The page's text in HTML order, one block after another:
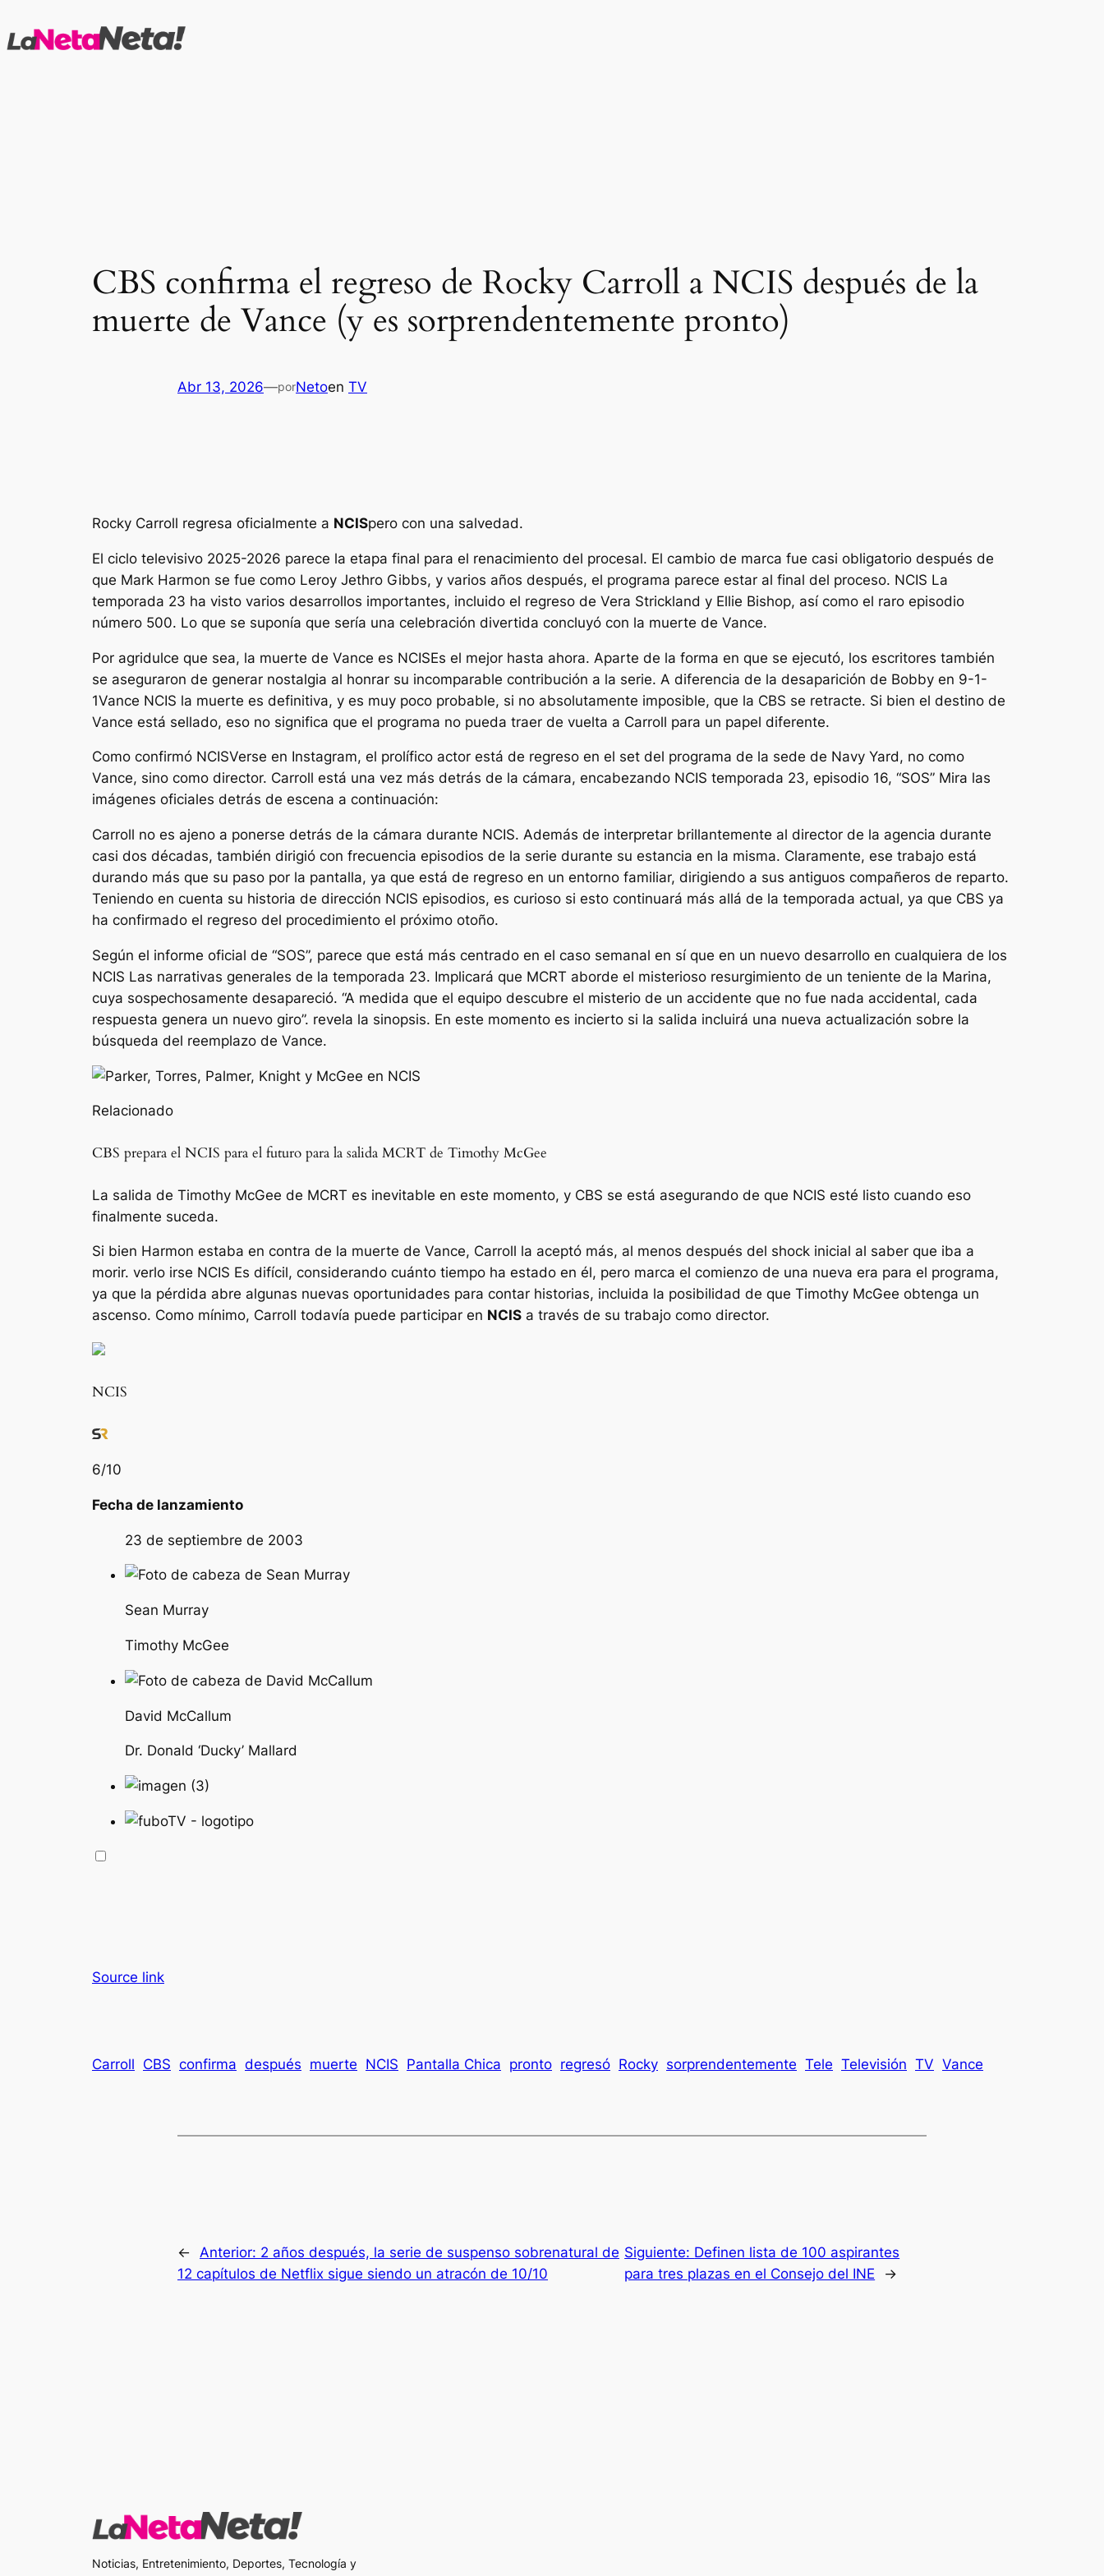
al
CBS confirma el regreso de Rocky Carroll a NCIS después de la
muerte de Vance (y es sorprendentemente pronto)
Abr 13, 2026—porNetoen TV
Rocky Carroll regresa oficialmente a NCISpero con una salvedad.
El ciclo televisivo 2025-2026 parece la etapa final para el renacimiento del procesal. El cambio de marca fue casi obligatorio después de
que Mark Harmon se fue como Leroy Jethro Gibbs, y varios años después, el programa parece estar al final del proceso. NCIS La
temporada 23 ha visto varios desarrollos importantes, incluido el regreso de Vera Strickland y Ellie Bishop, así como el raro episodio
número 500. Lo que se suponía que sería una celebración divertida concluyó con la muerte de Vance.
Por agridulce que sea, la muerte de Vance es NCISEs el mejor hasta ahora. Aparte de la forma en que se ejecutó, los escritores también
se aseguraron de generar nostalgia al honrar su incomparable contribución a la serie. A diferencia de la desaparición de Bobby en 9-1-
1Vance NCIS la muerte es definitiva, y es muy poco probable, si no absolutamente imposible, que la CBS se retracte. Si bien el destino de
Vance está sellado, eso no significa que el programa no pueda traer de vuelta a Carroll para un papel diferente.
Como confirmó NCISVerse en Instagram, el prolífico actor está de regreso en el set del programa de la sede de Navy Yard, no como
Vance, sino como director. Carroll está una vez más detrás de la cámara, encabezando NCIS temporada 23, episodio 16, “SOS” Mira las
imágenes oficiales detrás de escena a continuación:
Carroll no es ajeno a ponerse detrás de la cámara durante NCIS. Además de interpretar brillantemente al director de la agencia durante
casi dos décadas, también dirigió con frecuencia episodios de la serie durante su estancia en la misma. Claramente, ese trabajo está
durando más que su paso por la pantalla, ya que está de regreso en un entorno familiar, dirigiendo a sus antiguos compañeros de reparto.
Teniendo en cuenta su historia de dirección NCIS episodios, es curioso si esto continuará más allá de la temporada actual, ya que CBS ya
ha confirmado el regreso del procedimiento el próximo otoño.
Según el informe oficial de “SOS”, parece que está más centrado en el caso semanal en sí que en un nuevo desarrollo en cualquiera de los
NCIS Las narrativas generales de la temporada 23. Implicará que MCRT aborde el misterioso resurgimiento de un teniente de la Marina,
cuya sospechosamente desapareció. “A medida que el equipo descubre el misterio de un accidente que no fue nada accidental, cada
respuesta genera un nuevo giro”. revela la sinopsis. En este momento es incierto si la salida incluirá una nueva actualización sobre la
búsqueda del reemplazo de Vance.
Relacionado
CBS prepara el NCIS para el futuro para la salida MCRT de Timothy McGee
La salida de Timothy McGee de MCRT es inevitable en este momento, y CBS se está asegurando de que NCIS esté listo cuando eso
finalmente suceda.
Si bien Harmon estaba en contra de la muerte de Vance, Carroll la aceptó más, al menos después del shock inicial al saber que iba a
morir. verlo irse NCIS Es difícil, considerando cuánto tiempo ha estado en él, pero marca el comienzo de una nueva era para el programa,
ya que la pérdida abre algunas nuevas oportunidades para contar historias, incluida la posibilidad de que Timothy McGee obtenga un
ascenso. Como mínimo, Carroll todavía puede participar en NCIS a través de su trabajo como director.
NCIS
6/10
Fecha de lanzamiento
23 de septiembre de 2003
Sean Murray
Timothy McGee
David McCallum
Dr. Donald ‘Ducky’ Mallard
Source link
Carroll CBS confirma después muerte NCIS Pantalla Chica pronto regresó Rocky sorprendentemente Tele Televisión TV Vance
← Anterior: 2 años después, la serie de suspenso sobrenatural de
12 capítulos de Netflix sigue siendo un atracón de 10/10
Siguiente: Definen lista de 100 aspirantes
para tres plazas en el Consejo del INE
→
Noticias, Entretenimiento, Deportes, Tecnología y